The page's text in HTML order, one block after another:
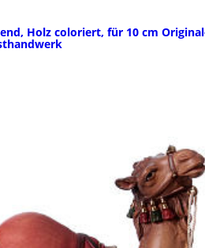
Holz coloriert, für 10 cm